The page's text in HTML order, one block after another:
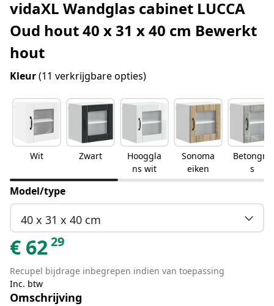
vidaXL Wandglas cabinet LUCCA
Oud hout 40 x 31 x 40 cm Bewerkt
hout
Kleur(11 verkrijgbare opties)
Wit Zwart
Hooggla
ns wit
Sonoma
eiken
Betongrij
s
Model/type
40 x 31 x 40 cm
€ 6229
Recupel bijdrage inbegrepen indien van toepassing
Inc. btw
Omschrijving